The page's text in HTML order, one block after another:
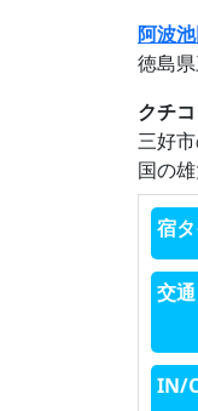
阿波
徳島
クチ
三好
国の
宿
交通
IN/